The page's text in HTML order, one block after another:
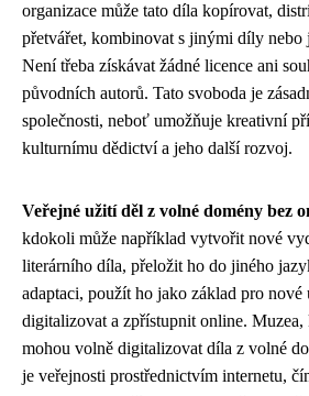
organizace může tato díla kopírovat,
přetvářet, kombinovat s jinými díly nebo
Není třeba získávat žádné licence ani
původních autorů. Tato svoboda je
společnosti, neboť umožňuje kreativní
kulturnímu dědictví a jeho další rozvoj.
Veřejné užití děl z volné domény bez
kdokoli může například vytvořit nové
literárního díla, přeložit ho do jiného
adaptaci, použít ho jako základ pro
digitalizovat a zpřístupnit online.
mohou volně digitalizovat díla z volné
je veřejnosti prostřednictvím internetu,